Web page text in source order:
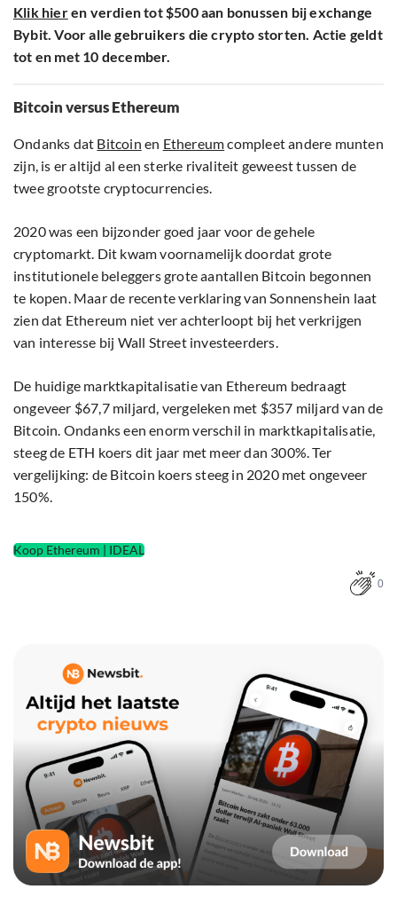
Klik hieren verdien tot $500 aan bonussen bij exchange
Bybit. Voor alle gebruikers die crypto storten. Actie geldt
tot en met 10 december.
Bitcoin versus Ethereum
Ondanks dat Bitcoin en Ethereumcompleet andere munten
zijn, is er altijd al een sterke rivaliteit geweest tussen de
twee grootste cryptocurrencies.
2020 was een bijzonder goed jaar voor de gehele
cryptomarkt. Dit kwam voornamelijk doordat grote
institutionele beleggers grote aantallen Bitcoin begonnen
te kopen. Maar de recente verklaring van Sonnenshein laat
zien dat Ethereum niet ver achterloopt bij het verkrijgen
van interesse bij Wall Street investeerders.
De huidige marktkapitalisatie van Ethereum bedraagt
ongeveer $67,7 miljard, vergeleken met $357 miljard van de
Bitcoin. Ondanks een enorm verschil in marktkapitalisatie,
steeg de ETH koers dit jaar met meer dan 300%. Ter
vergelijking: de Bitcoin koers steeg in 2020 met ongeveer
150%.
Koop Ethereum | IDEAL
0